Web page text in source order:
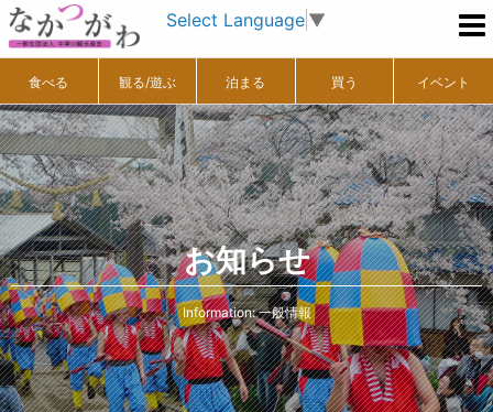
Select Language ▼
食べる 観る/遊ぶ 泊まる 買う イベント
お知らせ
Information: 一般情報